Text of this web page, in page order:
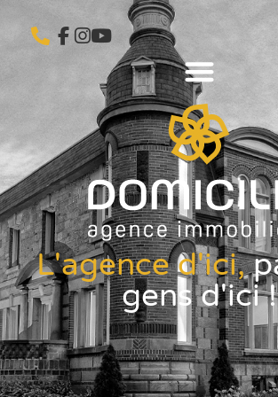
L'agence d'ici,
gens d'ici !